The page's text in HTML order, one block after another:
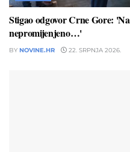
Stigao odgovor Crne Gore:
nepromijenjeno…'
BY NOVINE.HR 22. SRPNJA 2026.